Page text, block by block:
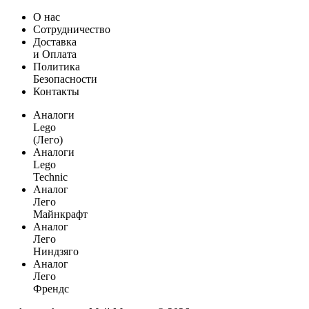
О нас
Сотрудничество
Доставка
и Оплата
Политика
Безопасности
Контакты
Аналоги
Lego
(Лего)
Аналоги
Lego
Technic
Аналог
Лего
Майнкрафт
Аналог
Лего
Ниндзяго
Аналог
Лего
Френдс